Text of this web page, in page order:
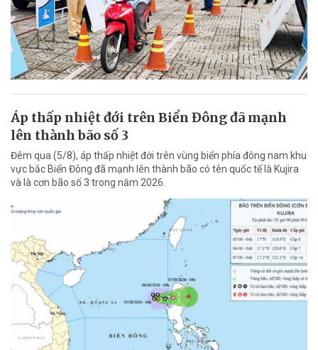
Áp thấp nhiệt đới trên Biển Đông đã mạnh
lên thành bão số 3
Đêm qua (5/8), áp thấp nhiệt đới trên vùng biển phía đông nam khu
vực bắc Biển Đông đã mạnh lên thành bão có tên quốc tế là Kujira
và là cơn bão số 3 trong năm 2026.